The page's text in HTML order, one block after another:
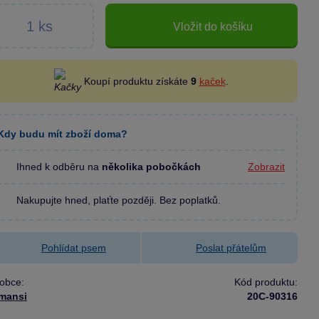
Vložit do košíku
Koupí produktu získáte 9 kaček.
budu mít zboží doma?
Ihned k odběru na několika pobočkách Zobrazit
Nakupujte hned, plaťte později. Bez poplatků.
Pohlídat psem Poslat přátelům
Kód produktu:
20C-90316